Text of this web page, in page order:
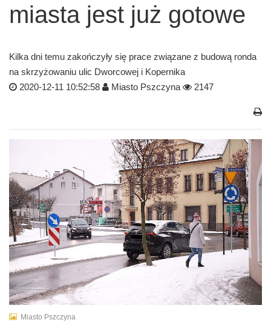
miasta jest już gotowe
Kilka dni temu zakończyły się prace związane z budową ronda
na skrzyżowaniu ulic Dworcowej i Kopernika
2020-12-11 10:52:58
Miasto Pszczyna 2147
Miasto Pszczyna